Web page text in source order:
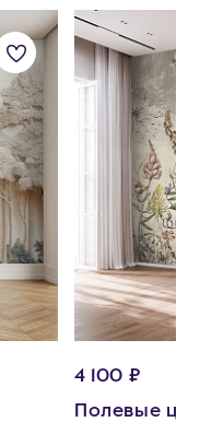
4 100 ₽
Полевые